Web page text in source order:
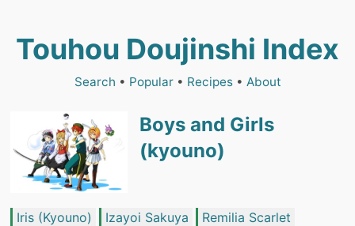
Touhou Doujinshi Index
Search • Popular• Recipes• About
Boys and Girls
(kyouno)
Iris (Kyouno) Izayoi Sakuya
Remilia Scarlet